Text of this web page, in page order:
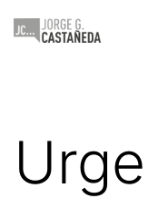
Saltar
Jorge
Urge